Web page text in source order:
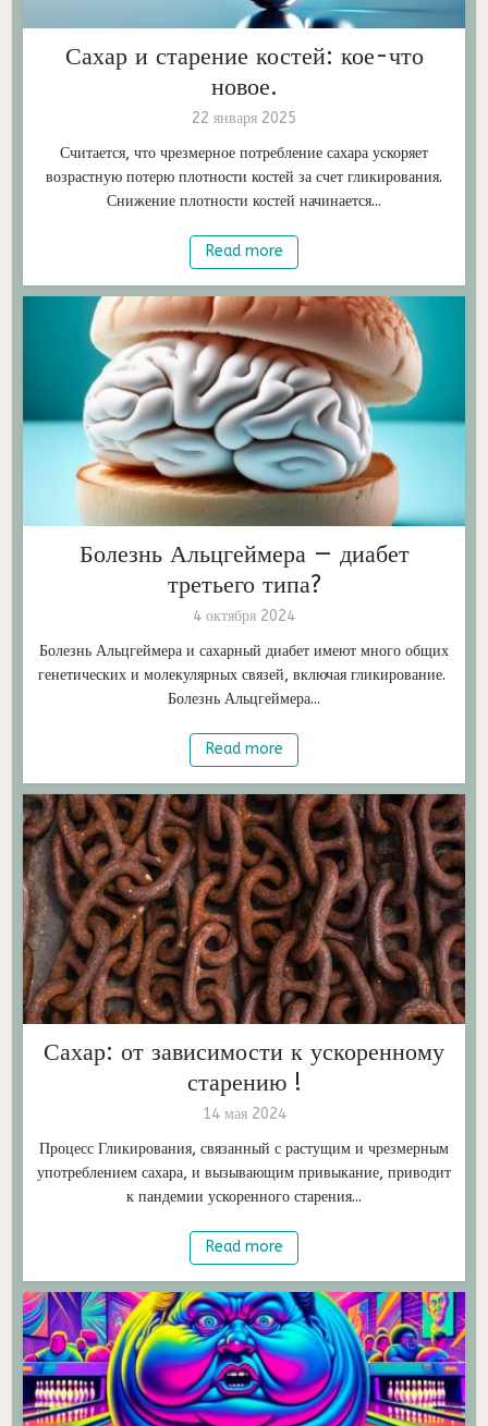
Сахар и старение костей: кое-что
новое.
22 января 2025
Считается, что чрезмерное потребление сахара ускоряет
возрастную потерю плотности костей за счет гликирования.
Снижение плотности костей начинается...
Read more
Болезнь Альцгеймера — диабет
третьего типа?
4 октября 2024
Болезнь Альцгеймера и сахарный диабет имеют много общих
генетических и молекулярных связей, включая гликирование.
Болезнь Альцгеймера...
Read more
Сахар: от зависимости к ускоренному
старению !
14 мая 2024
Процесс Гликирования, связанный с растущим и чрезмерным
употреблением сахара, и вызывающим привыкание, приводит
к пандемии ускоренного старения...
Read more